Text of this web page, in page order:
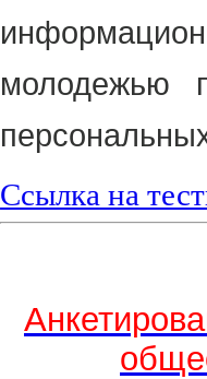
молодежью
Ссылка на